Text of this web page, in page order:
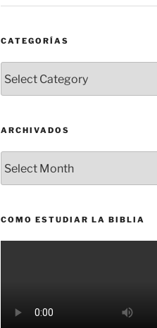
CATEGORÍAS
ARCHIVADOS
COMO ESTUDIAR LA BIBLIA